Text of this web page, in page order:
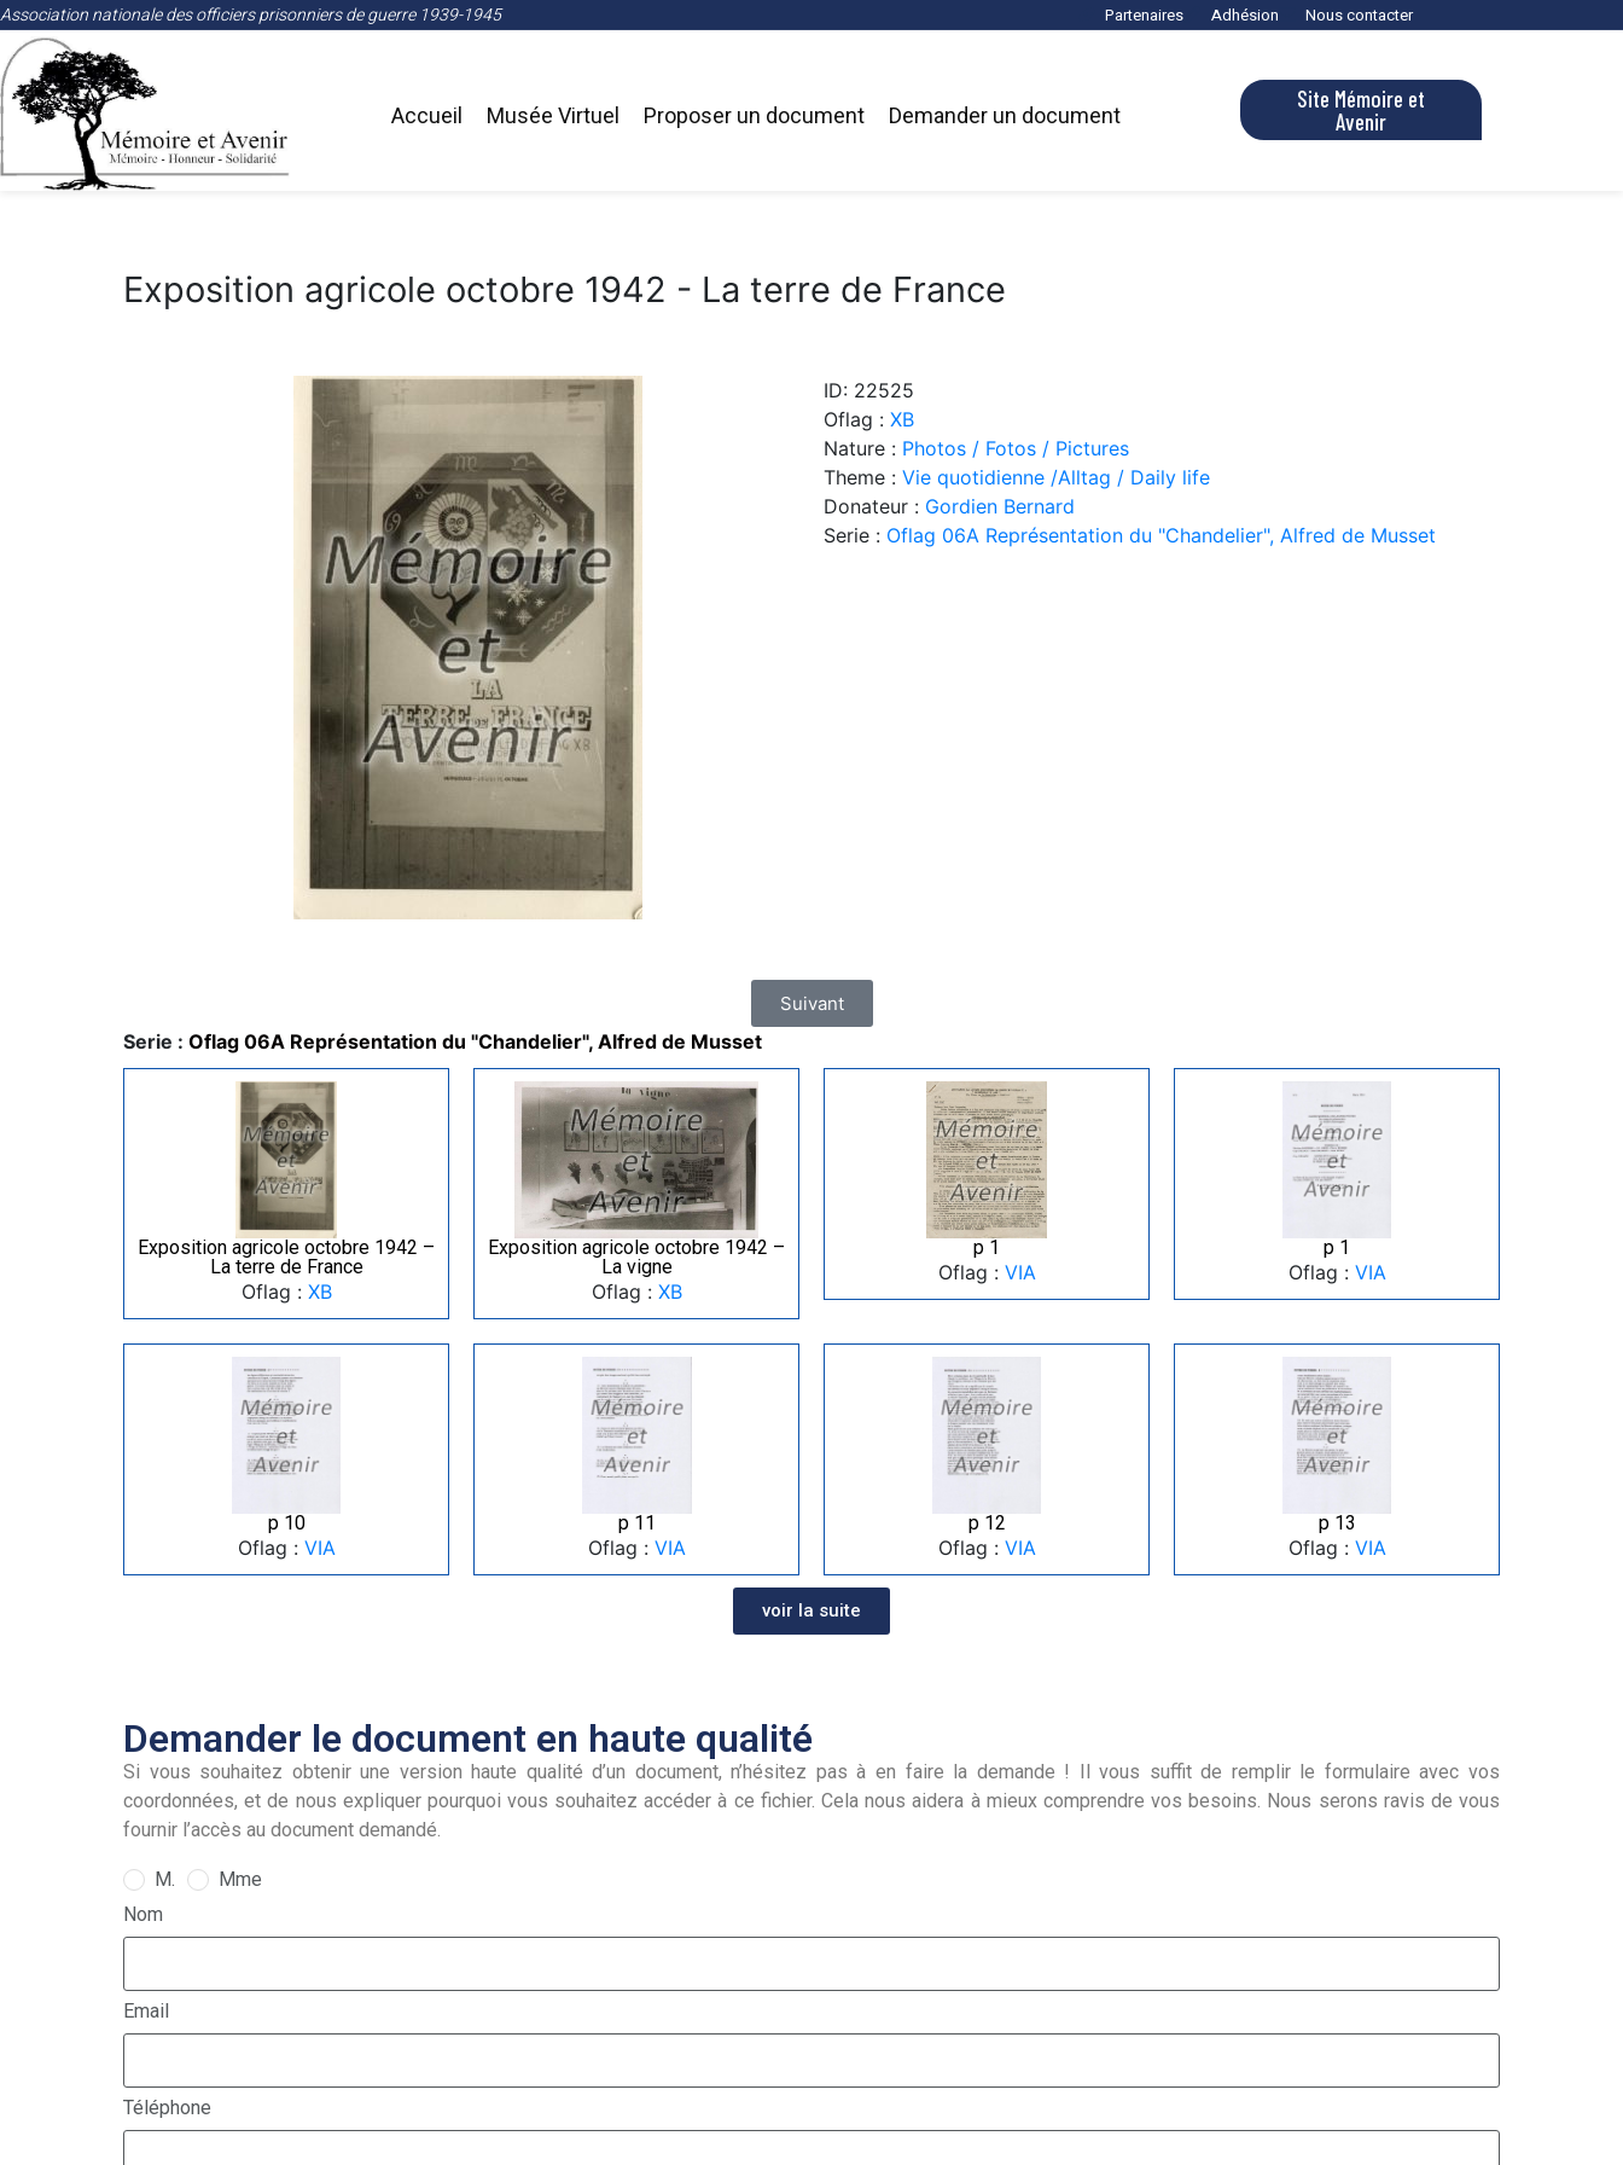
Association nationale des officiers prisonniers de guerre 1939-1945 Partenaires Adhésion Nous contacter
Accueil Musée Virtuel Proposer un document Demander un document
Site Mémoire et
Avenir
Exposition agricole octobre 1942 - La terre de France
ID: 22525
Oflag : XB
Nature : Photos / Fotos / Pictures
Theme : Vie quotidienne /Alltag / Daily life
Donateur : Gordien Bernard
Serie : Oflag 06A Représentation du "Chandelier", Alfred de Musset
Suivant
Serie : Oflag 06A Représentation du "Chandelier", Alfred de Musset
Exposition agricole octobre 1942 –
La terre de France
Oflag : XB
Exposition agricole octobre 1942 –
La vigne
Oflag : XB
p 1
Oflag : VIA
p 1
Oflag : VIA
p 10
Oflag : VIA
p 11
Oflag : VIA
p 12
Oflag : VIA
p 13
Oflag : VIA
voir la suite
Demander le document en haute qualité
Si vous souhaitez obtenir une version haute qualité d’un document, n’hésitez pas à en faire la demande ! Il vous suffit de remplir le formulaire avec vos
coordonnées, et de nous expliquer pourquoi vous souhaitez accéder à ce fichier. Cela nous aidera à mieux comprendre vos besoins. Nous serons ravis de vous
fournir l’accès au document demandé.
M.
Mme
Nom
Email
Téléphone